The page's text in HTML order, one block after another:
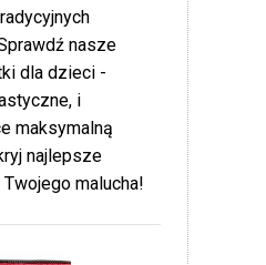
nasze
dla dzieci -
i
maksymalną
najlepsze
malucha!